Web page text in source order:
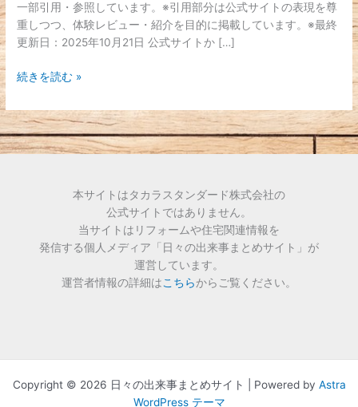
一部引用・参照しています。※引用部分は公式サイトの表現を尊
重しつつ、体験レビュー・紹介を目的に掲載しています。※最終
更新日：2025年10月21日 公式サイトか […]
付
セ
タ
続きを読む »
本サイトはタカラスタンダード株式会社の
公式サイトではありません。
当サイトはリフォームや住宅関連情報を
発信する個人メディア「日々の出来事まとめサイト」が
運営しています。
運営者情報の詳細はこちらからご覧ください。
Copyright © 2026 日々の出来事まとめサイト | Powered by Astra
WordPress テーマ